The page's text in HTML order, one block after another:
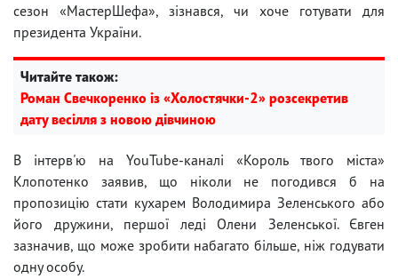
сезон «МастерШефа», зізнався, чи хоче готувати для
президента України.
Читайте також:
Роман Свечкоренко із «Холостячки-2» розсекретив
дату весілля з новою дівчиною
В інтерв'ю на YouTube-каналі «Король твого міста»
Клопотенко заявив, що ніколи не погодився б на
пропозицію стати кухарем Володимира Зеленського або
його дружини, першої леді Олени Зеленської. Євген
зазначив, що може зробити набагато більше, ніж годувати
одну особу.